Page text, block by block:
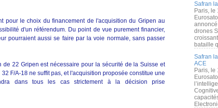
pour le choix du financement de l'acquisition du Gripen au
d'un référendum. Du point de vue purement financier,
pourraient aussi se faire par la voie normale, sans passer
22 Gripen est nécessaire pour la sécurité de la Suisse et
F/A-18 ne suffit pas, et l'acquisition proposée constitue une
dans tous les cas strictement à la décision prise
Safran
Paris, le
drones
bataille
Safran
ACE
Paris, le